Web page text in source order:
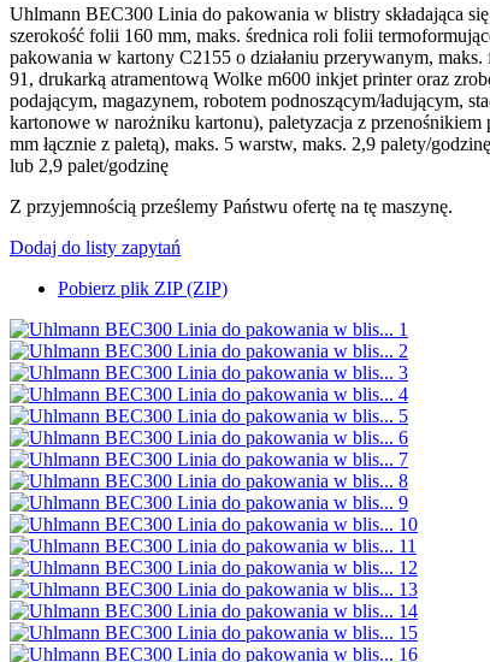
Uhlmann BEC300 Linia do pakowania w blistry składająca
szerokość folii 160 mm, maks. średnica roli folii
pakowania w kartony C2155 o działaniu przerywanym,
91, drukarką atramentową Wolke m600 inkjet printer oraz
podającym, magazynem, robotem podnoszącym/ładującym,
kartonowe w narożniku kartonu), paletyzacja z
mm łącznie z paletą), maks. 5 warstw, maks. 2,9 palety/
lub 2,9 palet/godzinę
Z przyjemnością prześlemy Państwu ofertę na tę maszynę.
Dodaj do listy zapytań
Pobierz plik ZIP (ZIP)